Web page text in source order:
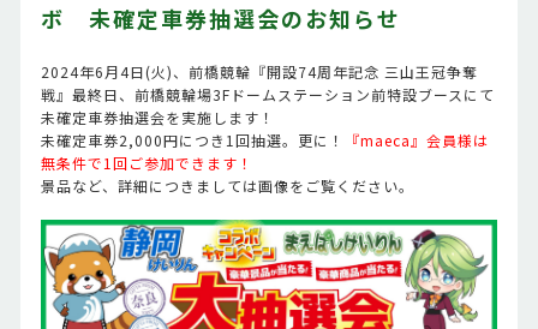
ボ 未確定車券抽選会のお知らせ
2024年6月4日(火)、前橋競輪『開設74周年記念 三山王冠争奪
戦』最終日、前橋競輪場3Fドームステーション前特設ブースにて
未確定車券抽選会を実施します！
未確定車券2,000円につき1回抽選。更に！
『maeca』会員様は
無条件で1回ご参加できます！
景品など、詳細につきましては画像をご覧ください。